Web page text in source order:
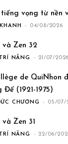
vọng từ nền
- 04/08/2026
và Zen 32
NĂNG - 21/07/2026
de QuiNhon
Để (1921-1975)
CHƯƠNG - 05/07/
Zen 31
NĂNG - 22/06/